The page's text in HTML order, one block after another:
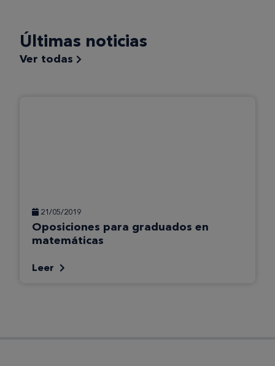
Últimas noticias
Ver todas
21/05/2019
Oposiciones para graduados en
matemáticas
Leer